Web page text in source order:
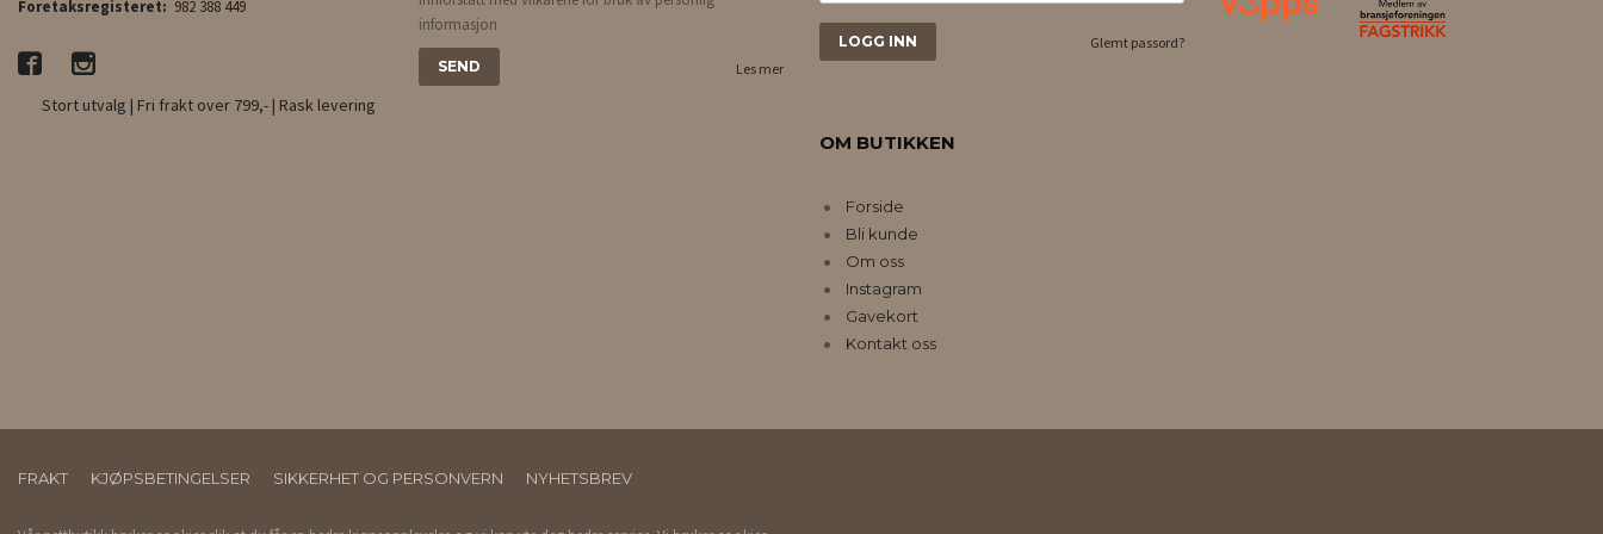
Foretaksregisteret: 982 388 449
Stort utvalg | Fri frakt over 799,- | Rask levering
informasjon
Les mer
Glemt passord?
OM BUTIKKEN
Forside
Bli kunde
Om oss
Instagram
Gavekort
Kontakt oss
FRAKT KJØPSBETINGELSER SIKKERHET OG PERSONVERN NYHETSBREV